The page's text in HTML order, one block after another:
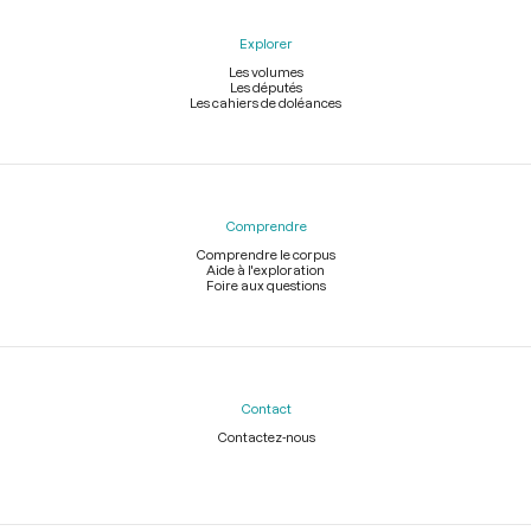
Explorer
Les volumes
Les députés
Les cahiers de doléances
Comprendre
Comprendre le corpus
Aide à l'exploration
Foire aux questions
Contact
Contactez-nous
Légal